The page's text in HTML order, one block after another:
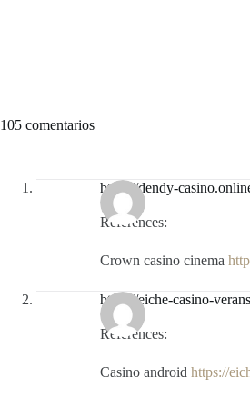
105 comentarios
https://dendy-
References:
Crown casino cinema
https://eiche-casino-
References:
Casino android https://